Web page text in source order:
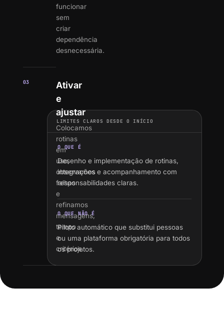
funcionar
sem
criar
dependência
desnecessária.
03
Ativar
e
ajustar
Colocamos
rotinas
em
uso,
observamos
falhas
e
refinamos
mensagens,
tempo
e
critérios.
LIMITES CLAROS DESDE O INÍCIO
O QUE É
Desenho e implementação de rotinas,
integrações e acompanhamento com
responsabilidades claras.
O QUE NÃO É
Piloto automático que substitui pessoas
ou uma plataforma obrigatória para todos
os projetos.